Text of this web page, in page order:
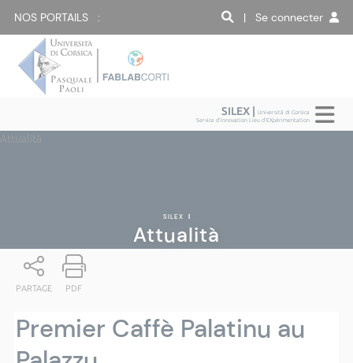
NOS PORTAILS : | Se connecter
SILEX |Università di Corsica
Service d'Innovation Lieu d'EXpérimentation
Attualità
SILEX |
Attualità
PARTAGE PDF
Premier Caffè Palatinu au